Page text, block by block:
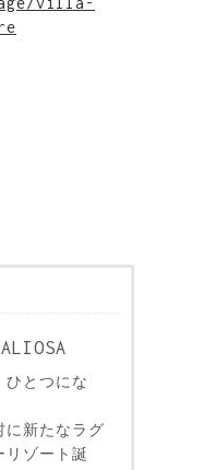
ひとつにな
に新たなラグ
リゾート誕